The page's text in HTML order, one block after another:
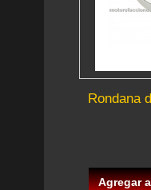
Rondana
Agregar